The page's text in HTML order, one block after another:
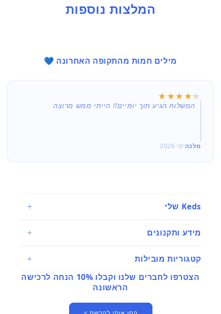
המלצות נוספות
מילים חמות מהתקופה האחרונה 💙
★★★★★
★★★★★
המשלוח הגיע תוך יומיים!! הייתי ממש מרוצה
מלכהיוני 2026
Keds שלי
מידע ותקנונים
קטגוריות מובילות
הצטרפו לחברים שלנו וקבלו 10% הנחה לרכישה
הראשונה